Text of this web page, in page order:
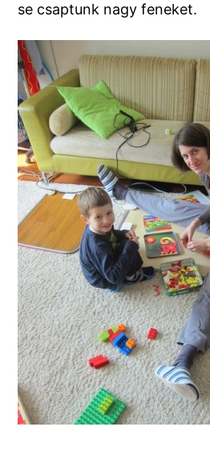
se csaptunk nagy feneket.